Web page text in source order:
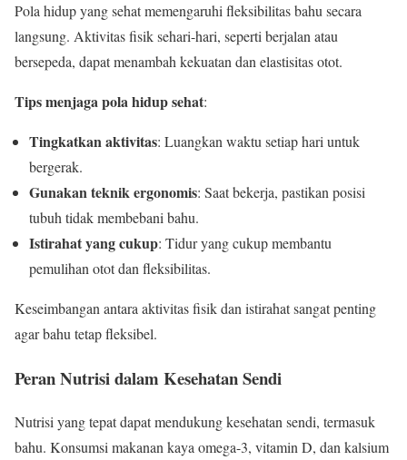
Pola hidup yang sehat memengaruhi fleksibilitas bahu secara
langsung. Aktivitas fisik sehari-hari, seperti berjalan atau
bersepeda, dapat menambah kekuatan dan elastisitas otot.
Tips menjaga pola hidup sehat:
Tingkatkan aktivitas: Luangkan waktu setiap hari untuk
bergerak.
Gunakan teknik ergonomis: Saat bekerja, pastikan posisi
tubuh tidak membebani bahu.
Istirahat yang cukup: Tidur yang cukup membantu
pemulihan otot dan fleksibilitas.
Keseimbangan antara aktivitas fisik dan istirahat sangat penting
agar bahu tetap fleksibel.
Peran Nutrisi dalam Kesehatan Sendi
Nutrisi yang tepat dapat mendukung kesehatan sendi, termasuk
bahu. Konsumsi makanan kaya omega-3, vitamin D, dan kalsium